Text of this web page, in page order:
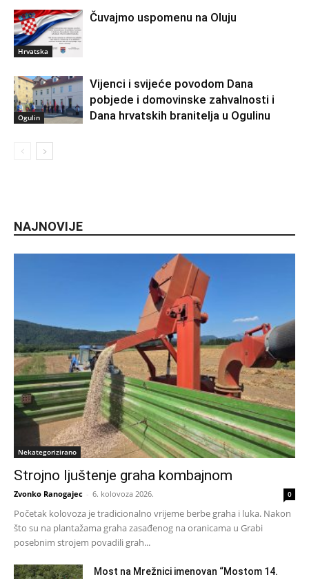
Hrvatska
Čuvajmo uspomenu na Oluju
Ogulin
Vijenci i svijeće povodom Dana
pobjede i domovinske zahvalnosti i
Dana hrvatskih branitelja u Ogulinu
NAJNOVIJE
Nekategorizirano
Strojno ljuštenje graha kombajnom
Zvonko Ranogajec - 6. kolovoza 2026. 0
Početak kolovoza je tradicionalno vrijeme berbe graha i luka. Nakon
što su na plantažama graha zasađenog na oranicama u Grabi
posebnim strojem povadili grah...
Most na Mrežnici imenovan “Mostom 14.